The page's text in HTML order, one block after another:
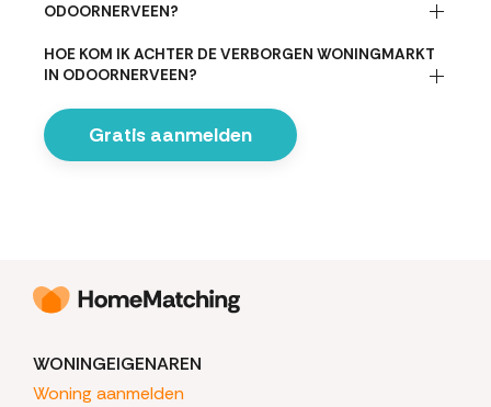
ODOORNERVEEN?
HOE KOM IK ACHTER DE VERBORGEN WONINGMARKT
IN ODOORNERVEEN?
Gratis aanmelden
WONINGEIGENAREN
Woning aanmelden